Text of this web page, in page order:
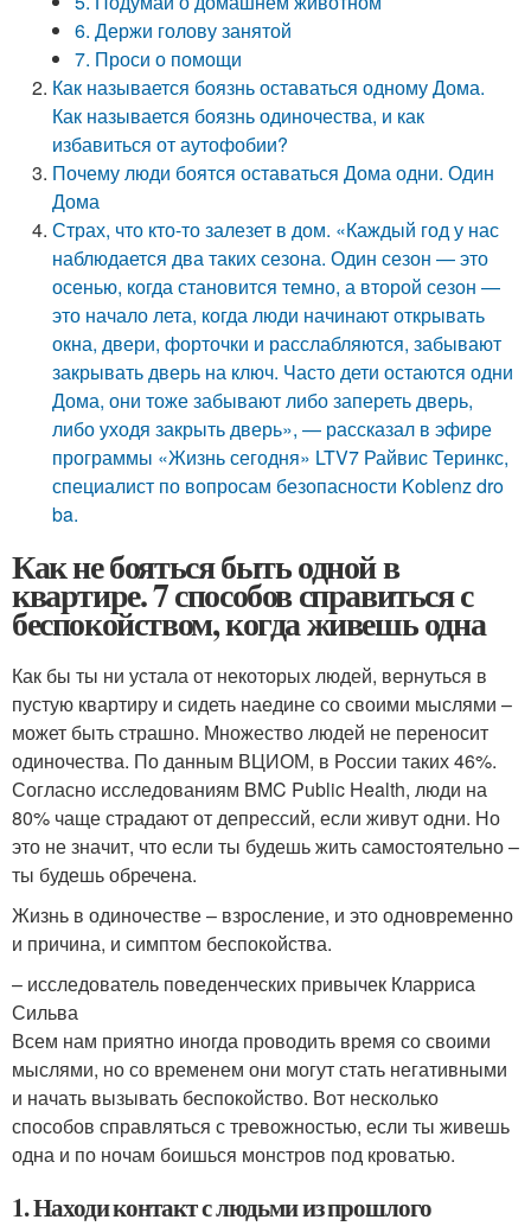
6. Держи голову занятой
7. Проси о помощи
Как называется боязнь оставаться одному Дома.
Как называется боязнь одиночества, и как
избавиться от аутофобии?
Почему люди боятся оставаться Дома одни. Один
Дома
Страх, что кто-то залезет в дом. «Каждый год у нас
наблюдается два таких сезона. Один сезон — это
осенью, когда становится темно, а второй сезон —
это начало лета, когда люди начинают открывать
окна, двери, форточки и расслабляются, забывают
закрывать дверь на ключ. Часто дети остаются одни
Дома, они тоже забывают либо запереть дверь,
либо уходя закрыть дверь», — рассказал в эфире
программы «Жизнь сегодня» LTV7 Райвис Теринкс,
специалист по вопросам безопасности Koblenz dro
ba.
Как не бояться быть одной в
квартире. 7 способов справиться с
беспокойством, когда живешь одна
Как бы ты ни устала от некоторых людей, вернуться в
пустую квартиру и сидеть наедине со своими мыслями –
может быть страшно. Множество людей не переносит
одиночества. По данным ВЦИОМ, в России таких 46%.
Согласно исследованиям BMC Public Health, люди на
80% чаще страдают от депрессий, если живут одни. Но
это не значит, что если ты будешь жить самостоятельно –
ты будешь обречена.
Жизнь в одиночестве – взросление, и это одновременно
и причина, и симптом беспокойства.
– исследователь поведенческих привычек Кларриса
Сильва
Всем нам приятно иногда проводить время со своими
мыслями, но со временем они могут стать негативными
и начать вызывать беспокойство. Вот несколько
способов справляться с тревожностью, если ты живешь
одна и по ночам боишься монстров под кроватью.
1. Находи контакт с людьми из прошлого